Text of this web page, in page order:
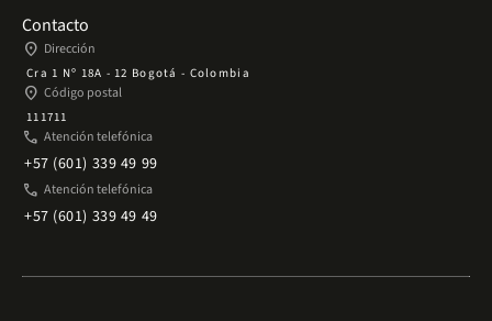
Contacto
place Dirección
Cra 1 Nº 18A - 12 Bogotá - Colombia
place Código postal
111711
phone Atención telefónica
+57 (601) 339 49 99
phone Atención telefónica
+57 (601) 339 49 49